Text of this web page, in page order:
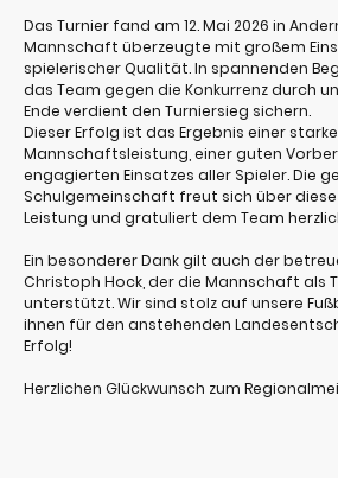
Das Turnier fand am 12. Mai 2026 in
Mannschaft überzeugte mit großem
spielerischer Qualität. In spannenden
das Team gegen die Konkurrenz durch
Ende verdient den Turniersieg sichern.
Dieser Erfolg ist das Ergebnis einer
Mannschaftsleistung, einer guten
engagierten Einsatzes aller Spieler. Die
Schulgemeinschaft freut sich über
Leistung und gratuliert dem Team
Ein besonderer Dank gilt auch der
Christoph Hock, der die Mannschaft als
unterstützt. Wir sind stolz auf unsere
ihnen für den anstehenden
Erfolg!
Herzlichen Glückwunsch zum